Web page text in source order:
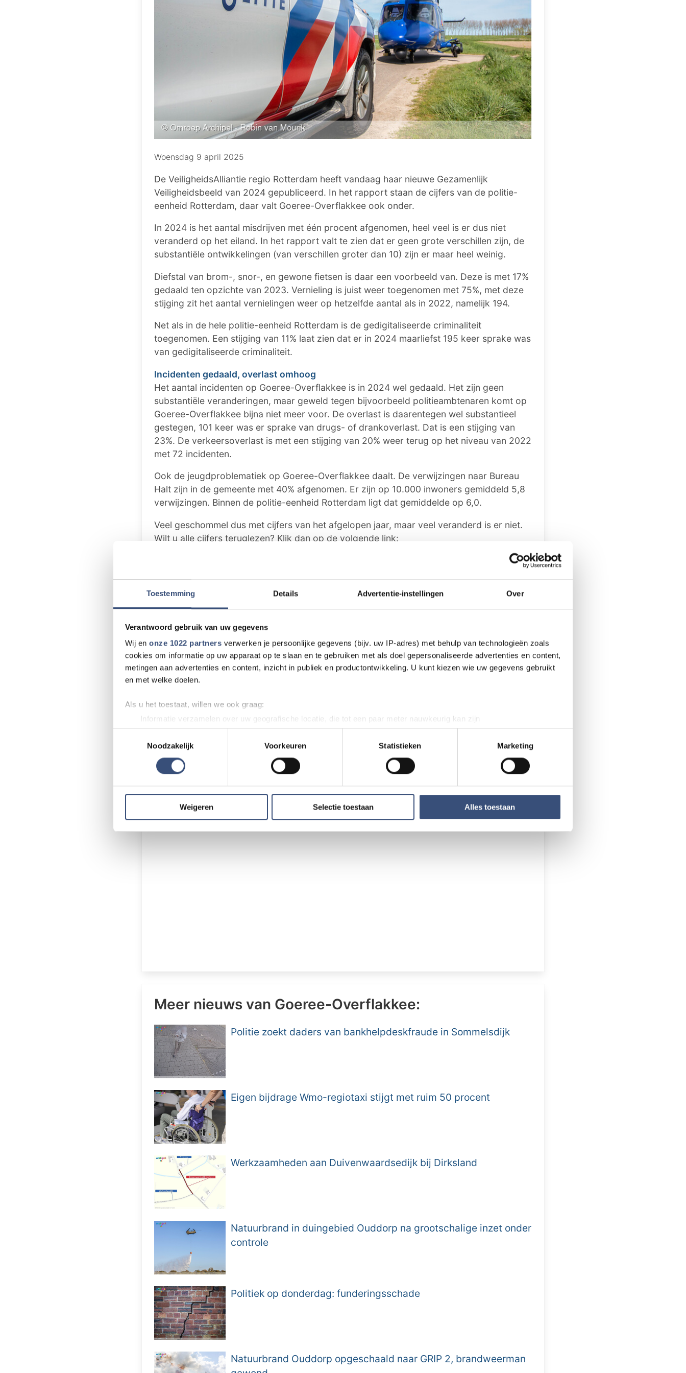
Toestemming Details Advertentie-instellingen Over
Verantwoord gebruik van uw gegevens
Wij en onze 1022 partners verwerken je persoonlijke gegevens (bijv. uw IP-adres) met behulp van technologieën zoals
cookies om informatie op uw apparaat op te slaan en te gebruiken met als doel gepersonaliseerde advertenties en content,
metingen aan advertenties en content, inzicht in publiek en productontwikkeling. U kunt kiezen wie uw gegevens gebruikt
en met welke doelen.
Als u het toestaat, willen we ook graag:
Informatie verzamelen over uw geografische locatie, die tot een paar meter nauwkeurig kan zijn
Uw apparaat identificeren door het actief te scannen op specifieke eigenschappen (fingerprinting)
Lees meer over hoe uw persoonlijke gegevens worden verwerkt en stel uw voorkeuren in het
detailgedeeltein. U kunt uw
toestemming op elk moment wijzigen of intrekken in de Cookieverklaring.
websiteverkeer te analyseren. Ook delen we informatie over uw gebruik van onze site met onze partners voor social
media, adverteren en analyse. Deze partners kunnen deze gegevens combineren met andere informatie die u aan ze heeft
verstrekt of die ze hebben verzameld op basis van uw gebruik van hun services.
Noodzakelijk
Voorkeuren Statistieken Marketing
Weigeren Selectie toestaan Alles toestaan
Woensdag 9 april 2025
De VeiligheidsAlliantie regio Rotterdam heeft vandaag haar nieuwe Gezamenlijk
Veiligheidsbeeld van 2024 gepubliceerd. In het rapport staan de cijfers van de politie-
eenheid Rotterdam, daar valt Goeree-Overflakkee ook onder.
In 2024 is het aantal misdrijven met één procent afgenomen, heel veel is er dus niet
veranderd op het eiland. In het rapport valt te zien dat er geen grote verschillen zijn, de
substantiële ontwikkelingen (van verschillen groter dan 10) zijn er maar heel weinig.
Diefstal van brom-, snor-, en gewone fietsen is daar een voorbeeld van. Deze is met 17%
gedaald ten opzichte van 2023. Vernieling is juist weer toegenomen met 75%, met deze
stijging zit het aantal vernielingen weer op hetzelfde aantal als in 2022, namelijk 194.
Net als in de hele politie-eenheid Rotterdam is de gedigitaliseerde criminaliteit
toegenomen. Een stijging van 11% laat zien dat er in 2024 maarliefst 195 keer sprake was
van gedigitaliseerde criminaliteit.
Incidenten gedaald, overlast omhoog
Het aantal incidenten op Goeree-Overflakkee is in 2024 wel gedaald. Het zijn geen
substantiële veranderingen, maar geweld tegen bijvoorbeeld politieambtenaren komt op
Goeree-Overflakkee bijna niet meer voor. De overlast is daarentegen wel substantieel
gestegen, 101 keer was er sprake van drugs- of drankoverlast. Dat is een stijging van
23%. De verkeersoverlast is met een stijging van 20% weer terug op het niveau van 2022
met 72 incidenten.
Ook de jeugdproblematiek op Goeree-Overflakkee daalt. De verwijzingen naar Bureau
Halt zijn in de gemeente met 40% afgenomen. Er zijn op 10.000 inwoners gemiddeld 5,8
verwijzingen. Binnen de politie-eenheid Rotterdam ligt dat gemiddelde op 6,0.
Veel geschommel dus met cijfers van het afgelopen jaar, maar veel veranderd is er niet.
Wilt u alle cijfers teruglezen? Klik dan op de volgende link:
Tip de redactie
Heb je nieuws voor ons? Of het nu gaat om een leuk verhaal, een opmerkelijk bericht, iets
dat speelt in de buurt of als je politie of andere hulpdiensten ergens ziet: laat het ons
📧 Mail naar redactie@omroeparchipel.nl
📞 Bel naar0187-682630
Zie je een fout in dit artikel, werkt iets niet goed of kom je een advertentie tegen die niet
klopt? Laat het ons weten viaredactie@omroeparchipel.nl. We kijken er graag naar.
Door Internetredactie Omroep Archipel
Meer nieuws van Goeree-Overflakkee:
Politie zoekt daders van bankhelpdeskfraude in Sommelsdijk
Eigen bijdrage Wmo-regiotaxi stijgt met ruim 50 procent
Werkzaamheden aan Duivenwaardsedijk bij Dirksland
Natuurbrand in duingebied Ouddorp na grootschalige inzet onder
controle
Politiek op donderdag: funderingsschade
Natuurbrand Ouddorp opgeschaald naar GRIP 2, brandweerman